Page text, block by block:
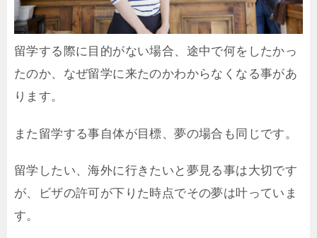
留学する際に目的がない場合、途中で何をしたかっ
たのか、なぜ留学に来たのかわからなくなる事があ
ります。
また留学する事自体が目標、夢の場合も同じです。
留学したい、海外に行きたいと夢見る事は大切です
が、ビザの許可が下りた時点でその夢は叶っていま
す。